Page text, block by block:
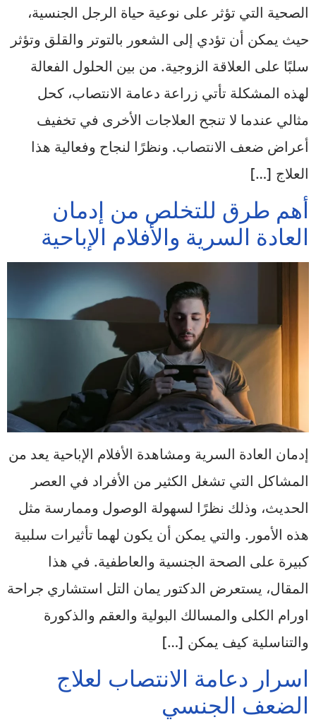
الصحية التي تؤثر على نوعية حياة الرجل الجنسية،
حيث يمكن أن تؤدي إلى الشعور بالتوتر والقلق وتؤثر
سلبًا على العلاقة الزوجية. من بين الحلول الفعالة
لهذه المشكلة تأتي زراعة دعامة الانتصاب، كحل
مثالي عندما لا تنجح العلاجات الأخرى في تخفيف
أعراض ضعف الانتصاب. ونظرًا لنجاح وفعالية هذا
العلاج […]
أهم طرق للتخلص من إدمان
العادة السرية والأفلام الإباحية
إدمان العادة السرية ومشاهدة الأفلام الإباحية يعد من
المشاكل التي تشغل الكثير من الأفراد في العصر
الحديث، وذلك نظرًا لسهولة الوصول وممارسة مثل
هذه الأمور. والتي يمكن أن يكون لهما تأثيرات سلبية
كبيرة على الصحة الجنسية والعاطفية. في هذا
المقال، يستعرض الدكتور يمان التل استشاري جراحة
اورام الكلى والمسالك البولية والعقم والذكورة
والتناسلية كيف يمكن […]
اسرار دعامة الانتصاب لعلاج
الضعف الجنسي